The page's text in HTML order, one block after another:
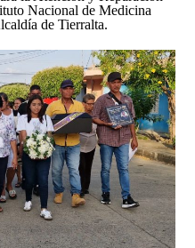
Nacional de Medicina
de Tierralta.